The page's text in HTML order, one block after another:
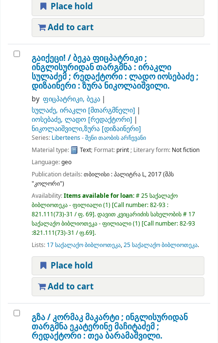
Place hold
Add to cart
გაიქეცი! /ბეკა ფიცპატრიკი ;
ინგლისურიდან თარგმნა : ირაკლი
სულაძემ ; რედაქტორი : ლადო იოსებაძე ;
დიზაინერი : ზურა ნიკოლაიშვილი.
by ფიცპატრიკი, ბეკა
სულაძე, ირაკლი [მთარგმნელი]
იოსებაძე, ლადო [რედაქტორი]
ნიკოლაიშვილი,ზურა [დიზაინერი]
Series: Liberteens - შენი თაობის არჩევანი
Material type:
Text; Format: print; Literary form: Not fiction
Language:geo
Publication details:თბილისი :პალიტრა L,2017 (შპს
"კოლორი")
Availability:Items available for loan:# 25 საქალაქო
ბიბლიოთეკა - ფილიალი(1) Call number:82-93 :
821.111(73)-31 / ფ. 69 .დავით კვიცარიძის სახელობის # 17
საქალაქო ბიბლიოთეკა - ფილიალი(1) Call number:82-93
:821.111(73)-31 / ფ.69 .
Lists: 17 საქალაქო ბიბლიოთეკა,25 საქალაქო ბიბლიოთეკა.
Place hold
Add to cart
გზა /კორმაკ მაკარტი ; ინგლისურიდან
თარგმნა ეკატერინე მაჩიტაძემ ;
რედაქტორი : თეა ბარამაშვილი.